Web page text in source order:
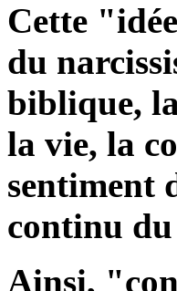
Cette
du
biblique,
la vie, la
sentiment
continu du
Ainsi,